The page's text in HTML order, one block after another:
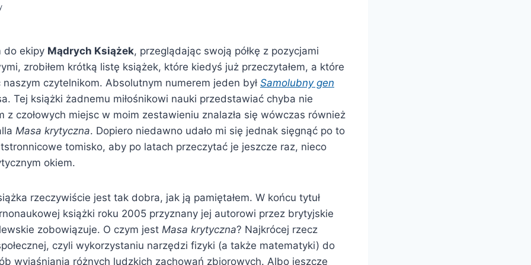
do ekipy Mądrych Książek, przeglądając swoją półkę z pozycjami
zrobiłem krótką listę książek, które kiedyś już przeczytałem, a które
naszym czytelnikom. Absolutnym numerem jeden był Samolubny gen
Tej książki żadnemu miłośnikowi nauki przedstawiać chyba nie
z czołowych miejsc w moim zestawieniu znalazła się wówczas również
Masa krytyczna. Dopiero niedawno udało mi się jednak sięgnąć po to
tomisko, aby po latach przeczytać je jeszcze raz, nieco
okiem.
rzeczywiście jest tak dobra, jak ją pamiętałem. W końcu tytuł
książki roku 2005 przyznany jej autorowi przez brytyjskie
zobowiązuje. O czym jest Masa krytyczna? Najkrócej rzecz
czyli wykorzystaniu narzędzi fizyki (a także matematyki) do
wyjaśniania różnych ludzkich zachowań zbiorowych. Albo jeszcze